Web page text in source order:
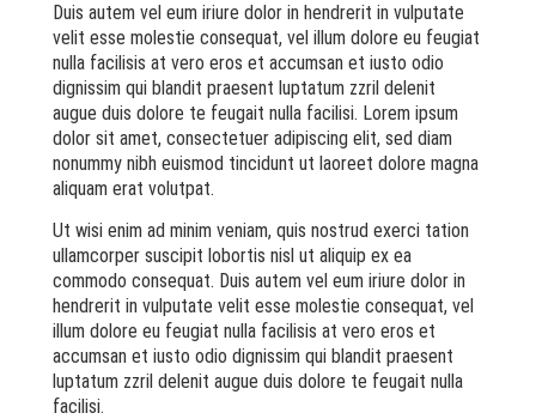
Duis autem vel eum iriure dolor in hendrerit in vulputate
velit esse molestie consequat, vel illum dolore eu feugiat
nulla facilisis at vero eros et accumsan et iusto odio
dignissim qui blandit praesent luptatum zzril delenit
augue duis dolore te feugait nulla facilisi. Lorem ipsum
dolor sit amet, consectetuer adipiscing elit, sed diam
nonummy nibh euismod tincidunt ut laoreet dolore magna
aliquam erat volutpat.
Ut wisi enim ad minim veniam, quis nostrud exerci tation
ullamcorper suscipit lobortis nisl ut aliquip ex ea
commodo consequat. Duis autem vel eum iriure dolor in
hendrerit in vulputate velit esse molestie consequat, vel
illum dolore eu feugiat nulla facilisis at vero eros et
accumsan et iusto odio dignissim qui blandit praesent
luptatum zzril delenit augue duis dolore te feugait nulla
facilisi.